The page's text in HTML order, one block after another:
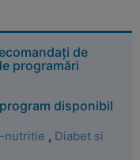
de
programări
disponibil
nutritie , Diabet si